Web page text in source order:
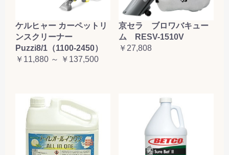
ケルヒャー カーペットリ
ンスクリーナー
Puzzi8/1（1100-2450）
￥11,880 ～ ￥137,500
京セラ ブロワバキュー
ム RESV-1510V
￥27,808